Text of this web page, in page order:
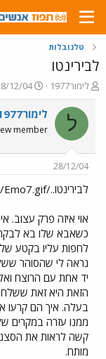
טלנובלות
לבירינטו
פ
ו
ת
ח
ה
ש
א
לימור1977
פ
ו
ר
ם
ר
12/04
ל לימור1977
member
28/12/04
לבירינטו../images/Emo7.gif
אוי איזה פרק עצוב.
כשאבא שלו בא לבקר
לחפות עליו בקטע
נראה לי שהסוהר
יד אחת עם הרוצח
הזאת היא זאת
בעלה. איך הם קרעו
ממנו עזרה במקרים
קשה לראות את
מותח.